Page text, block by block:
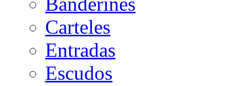
Carteles
Entradas
Escudos